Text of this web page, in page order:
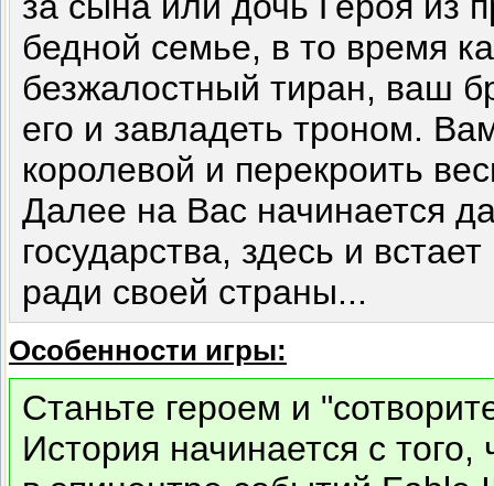
бедной семье, в то время
безжалостный тиран, ваш
его и завладеть троном.
королевой и перекроить
Далее на Вас начинается
государства, здесь и
ради своей страны...
Особенности игры:
Станьте героем и
История начинается с